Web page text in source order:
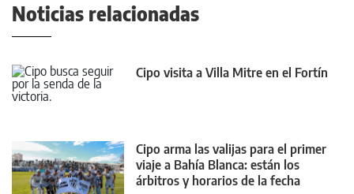
Noticias relacionadas
Cipo visita a Villa Mitre en el Fortín
Cipo arma las valijas para el primer
viaje a Bahía Blanca: están los
árbitros y horarios de la fecha